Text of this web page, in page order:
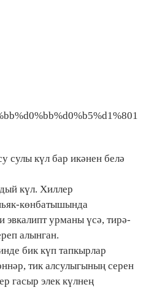
сулы күл бар икәнен белә
күл. Хиллер
көнбатышында
урманы үсә, тирә-
алынган.
бик күп тапкырлар
тик алсулыгының серен
гасыр элек күлнең